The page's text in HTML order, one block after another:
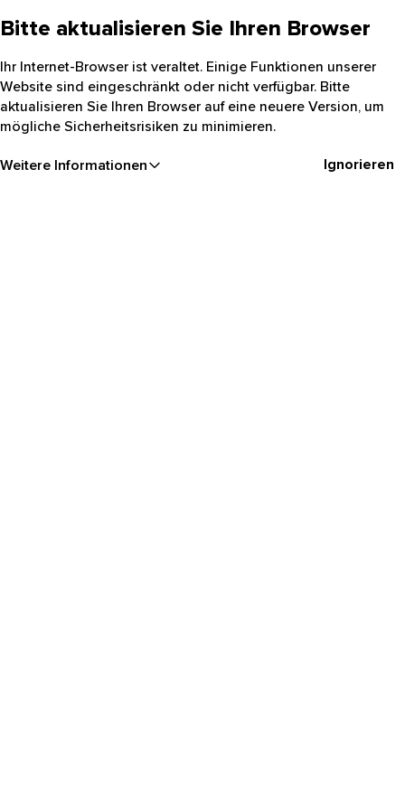
Bitte aktualisieren Sie Ihren Browser
Ihr Internet-Browser ist veraltet. Einige Funktionen unserer
Website sind eingeschränkt oder nicht verfügbar. Bitte
aktualisieren Sie Ihren Browser auf eine neuere Version, um
mögliche Sicherheitsrisiken zu minimieren.
Weitere Informationen Ignorieren